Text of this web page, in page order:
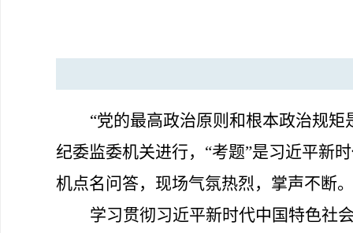
“党的最高政治原则和根本政治规
纪委监委机关进行，“考题”是习近平新
机点名问答，现场气氛热烈，掌声不断。
学习贯彻习近平新时代中国特色社